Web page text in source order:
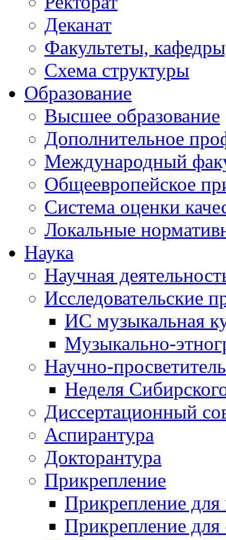
Деканат
Факультеты,
Схема структуры
Образование
Высшее образование
Дополнительное
Международный
Общеевропейское
Система оценки
Локальные
Наука
Научная
Исследовательские
ИС музыкальная
Музыкально-
Научно-
Неделя
Диссертационный
Аспирантура
Докторантура
Прикрепление
Прикрепление для
Прикрепление для